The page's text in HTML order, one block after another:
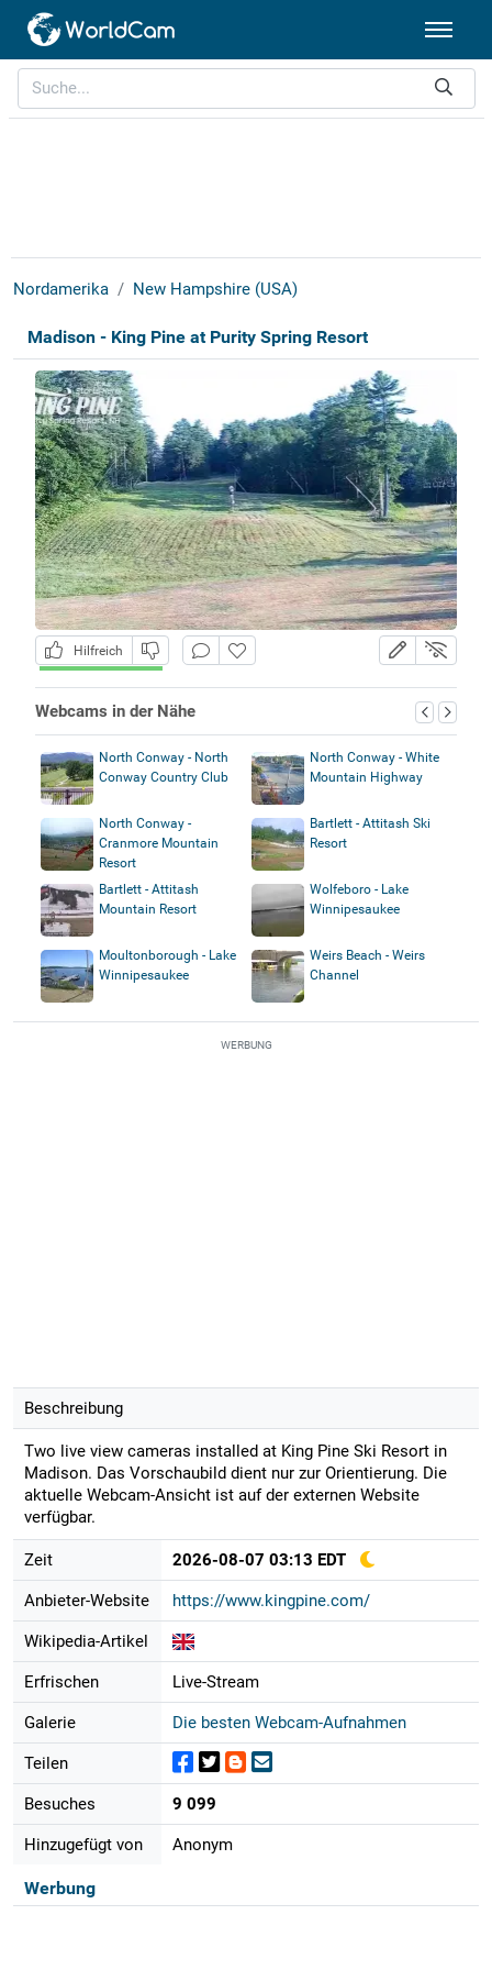
Nordamerika New Hampshire (USA)
Madison - King Pine at Purity Spring Resort
Hilfreich
Webcams in der Nähe
North Conway - North
Conway Country Club
North Conway - White
Mountain Highway
North Conway -
Cranmore Mountain
Resort
Bartlett - Attitash Ski
Resort
Bartlett - Attitash
Mountain Resort
Wolfeboro - Lake
Winnipesaukee
Moultonborough - Lake
Winnipesaukee
Weirs Beach - Weirs
Channel
WERBUNG
Beschreibung
Two live view cameras installed at King Pine Ski Resort in
Madison. Das Vorschaubild dient nur zur Orientierung. Die
aktuelle Webcam-Ansicht ist auf der externen Website
verfügbar.
Zeit 2026-08-07 03:13 EDT
Anbieter-Website https://www.kingpine.com/
Wikipedia-Artikel
Erfrischen Live-Stream
Galerie Die besten Webcam-Aufnahmen
Teilen
Besuches 9 099
Hinzugefügt von Anonym
Werbung